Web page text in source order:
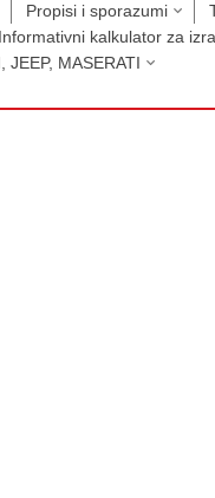
Propisi i sporazumi
Informativni kalkulator za
JEEP, MASERATI